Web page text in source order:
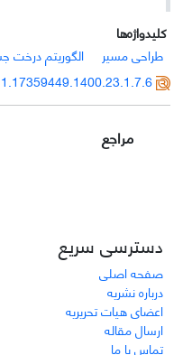
کلیدواژه‌ها
طراحی مسیر
الگوریتم
مراجع
دسترسی سریع
صفحه اصلی
درباره نشریه
اعضای هیات تحریریه
ارسال مقاله
تماس با ما